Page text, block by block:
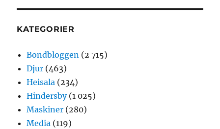
KATEGORIER
Bondbloggen (2 715)
Djur (463)
Heisala (234)
Hindersby(1 025)
Maskiner (280)
Media (119)